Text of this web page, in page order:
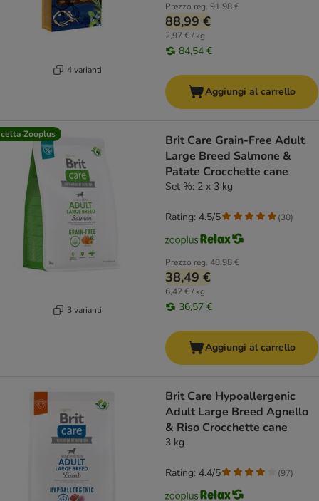
4 varianti
Prezzo reg. 91,98 €
88,99 €
2,97 € / kg
84,54 €
Aggiungi al carrello
Zooplus
3 varianti
Brit Care Grain-Free Adult
Large Breed Salmone &
Patate Crocchette cane
Set %: 2 x 3 kg
Prezzo reg. 40,98 €
38,49 €
6,42 € / kg
36,57 €
Rating: 4.5/5 (30)
Aggiungi al carrello
Brit Care Hypoallergenic
Adult Large Breed Agnello
& Riso Crocchette cane
3 kg
Rating: 4.4/5 (97)